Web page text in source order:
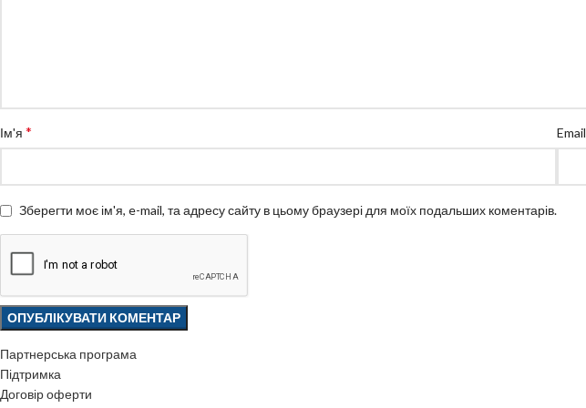
Ім'я * Email
Зберегти моє ім'я, e-mail, та адресу сайту в цьому браузері для моїх подальших коментарів.
Партнерська програма
Підтримка
Договір оферти